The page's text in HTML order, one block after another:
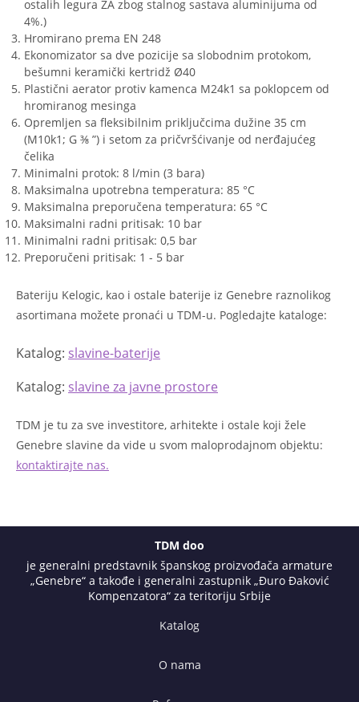
ostalih legura ZA zbog stalnog sastava aluminijuma od
4%.)
Hromirano prema EN 248
Ekonomizator sa dve pozicije sa slobodnim protokom,
bešumni keramički kertridž Ø40
Plastični aerator protiv kamenca M24k1 sa poklopcem od
hromiranog mesinga
Opremljen sa fleksibilnim priključcima dužine 35 cm
(M10k1; G ⅜ ”) i setom za pričvršćivanje od nerđajućeg
čelika
Minimalni protok: 8 l/min (3 bara)
Maksimalna upotrebna temperatura: 85 °C
Maksimalna preporučena temperatura: 65 °C
Maksimalni radni pritisak: 10 bar
Minimalni radni pritisak: 0,5 bar
Preporučeni pritisak: 1 - 5 bar
Bateriju Kelogic, kao i ostale baterije iz Genebre raznolikog
asortimana možete pronaći u TDM-u. Pogledajte kataloge:
Katalog: slavine-baterije
Katalog: slavine za javne prostore
TDM je tu za sve investitore, arhitekte i ostale koji žele
Genebre slavine da vide u svom maloprodajnom objektu:
kontaktirajte nas.
TDM doo
je generalni predstavnik španskog proizvođača armature
„Genebre“ a takođe i generalni zastupnik „Đuro Đaković
Kompenzatora“ za teritoriju Srbije
Katalog
O nama